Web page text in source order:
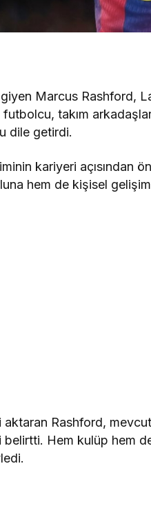
Marcus Rashford,
takım
dile getirdi.
kariyeri açısından
hem de kişisel
aktaran Rashford,
belirtti. Hem kulüp hem